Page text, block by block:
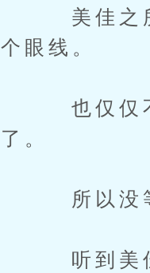
美佳之所以
个眼线。
也仅仅不过
了。
所以没等
听到美佳又